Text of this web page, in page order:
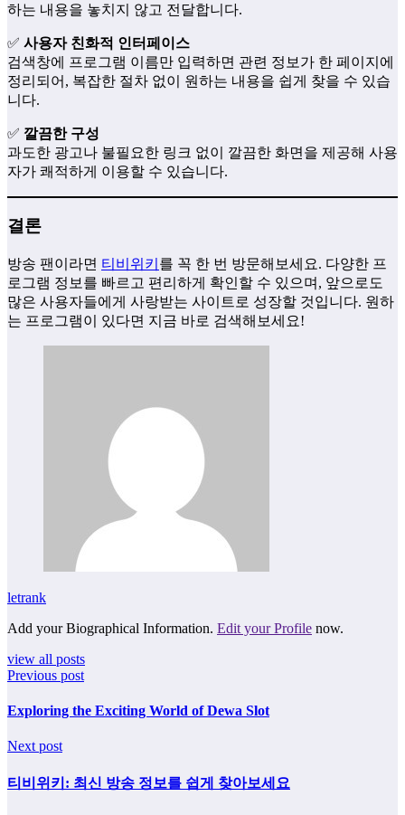
하는 내용을 놓치지 않고 전달합니다.
✅ 사용자 친화적 인터페이스
검색창에 프로그램 이름만 입력하면 관련 정보가 한 페이지에
정리되어, 복잡한 절차 없이 원하는 내용을 쉽게 찾을 수 있습
니다.
✅ 깔끔한 구성
과도한 광고나 불필요한 링크 없이 깔끔한 화면을 제공해 사용
자가 쾌적하게 이용할 수 있습니다.
결론
방송 팬이라면 티비위키 를 꼭 한 번 방문해보세요. 다양한 프
로그램 정보를 빠르고 편리하게 확인할 수 있으며, 앞으로도
많은 사용자들에게 사랑받는 사이트로 성장할 것입니다. 원하
는 프로그램이 있다면 지금 바로 검색해보세요!
letrank
Add your Biographical Information. Edit your Profile now.
view all posts
Previous post
Exploring the Exciting World of Dewa Slot
Next post
티비위키: 최신 방송 정보를 쉽게 찾아보세요